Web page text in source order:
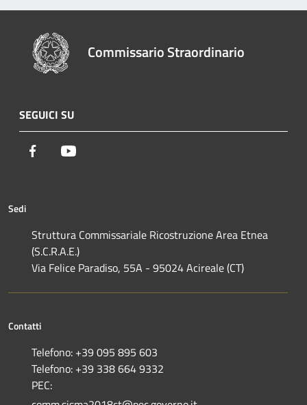
Commissario Straordinario
SEGUICI SU
Facebook
Sedi
Struttura Commissariale Ricostruzione Area Etnea
(S.C.R.A.E.)
Via Felice Paradiso, 55A - 95024 Acireale (CT)
Contatti
Telefono: +39 095 895 603
Telefono: +39 338 664 9332
PEC: